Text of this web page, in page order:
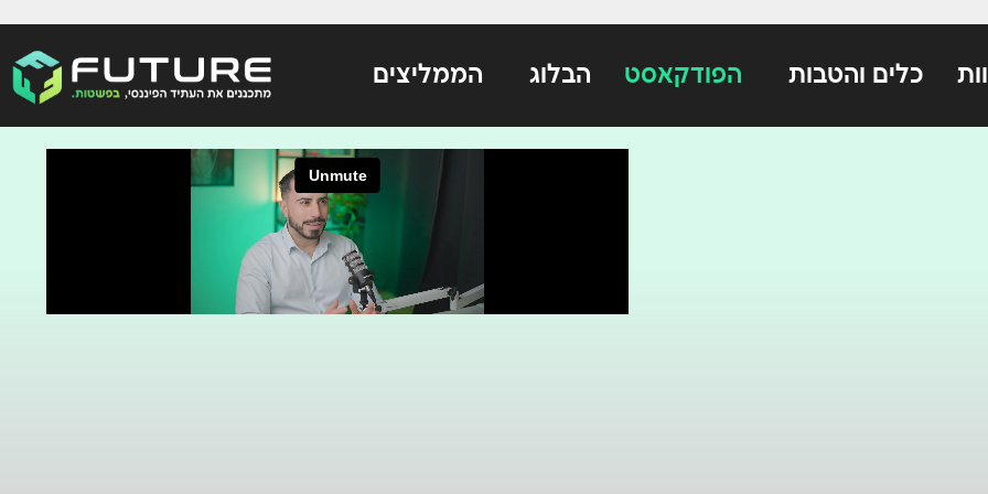
כלים והטבות הפודקאסט הבלוג הממליצים